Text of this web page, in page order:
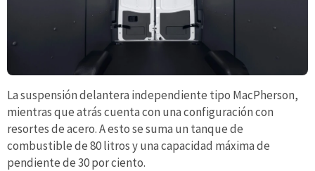
La suspensión delantera independiente tipo MacPherson,
mientras que atrás cuenta con una configuración con
resortes de acero. A esto se suma un tanque de
combustible de 80 litros y una capacidad máxima de
pendiente de 30 por ciento.